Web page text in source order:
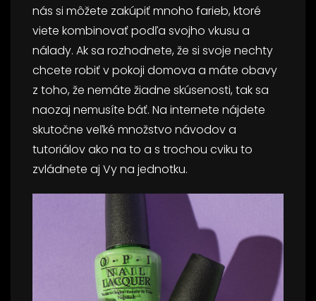
nás si môžete zakúpiť mnoho farieb, ktoré
viete kombinovať podľa svojho vkusu a
nálady. Ak sa rozhodnete, že si svoje nechty
chcete robiť v pokoji domova a máte obavy
z toho, že nemáte žiadne skúsenosti, tak sa
naozaj nemusíte báť. Na internete nájdete
skutočne veľké množstvo návodov a
tutoriálov ako na to a s trochou cviku to
zvládnete aj Vy na jednotku.